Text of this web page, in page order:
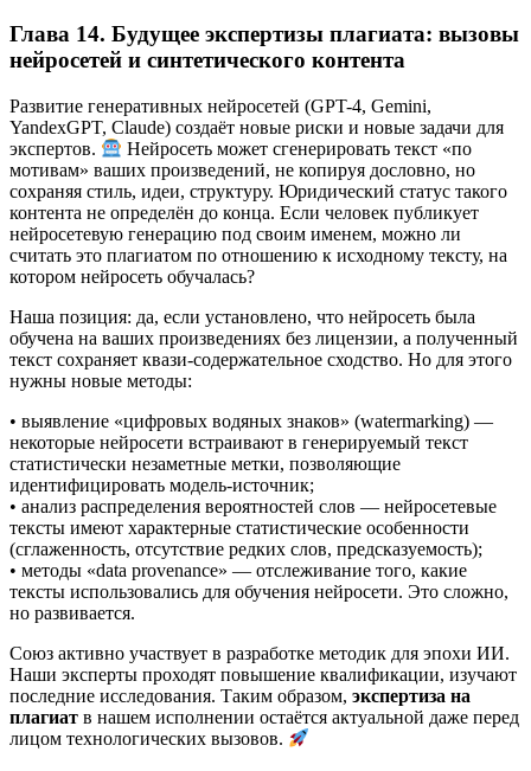
Глава 14. Будущее экспертизы плагиата: вызовы
нейросетей и синтетического контента
Развитие генеративных нейросетей (GPT-4, Gemini,
YandexGPT, Claude) создаёт новые риски и новые задачи для
экспертов.
Нейросеть может сгенерировать текст «по
мотивам» ваших произведений, не копируя дословно, но
сохраняя стиль, идеи, структуру. Юридический статус такого
контента не определён до конца. Если человек публикует
нейросетевую генерацию под своим именем, можно ли
считать это плагиатом по отношению к исходному тексту, на
котором нейросеть обучалась?
Наша позиция: да, если установлено, что нейросеть была
обучена на ваших произведениях без лицензии, а полученный
текст сохраняет квази-содержательное сходство. Но для этого
нужны новые методы:
• выявление «цифровых водяных знаков» (watermarking) —
некоторые нейросети встраивают в генерируемый текст
статистически незаметные метки, позволяющие
идентифицировать модель-источник;
• анализ распределения вероятностей слов — нейросетевые
тексты имеют характерные статистические особенности
(сглаженность, отсутствие редких слов, предсказуемость);
• методы «data provenance» — отслеживание того, какие
тексты использовались для обучения нейросети. Это сложно,
но развивается.
Союз активно участвует в разработке методик для эпохи ИИ.
Наши эксперты проходят повышение квалификации, изучают
последние исследования. Таким образом, экспертиза на
плагиат в нашем исполнении остаётся актуальной даже перед
лицом технологических вызовов.